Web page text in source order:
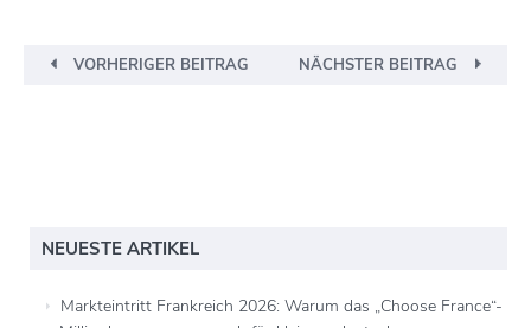
VORHERIGER BEITRAG NÄCHSTER BEITRAG
NEUESTE ARTIKEL
Markteintritt Frankreich 2026: Warum das „Choose France“-